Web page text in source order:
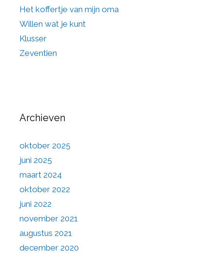
Het koffertje van mijn oma
Willen wat je kunt
Klusser
Zeventien
Archieven
oktober 2025
juni 2025
maart 2024
oktober 2022
juni 2022
november 2021
augustus 2021
december 2020